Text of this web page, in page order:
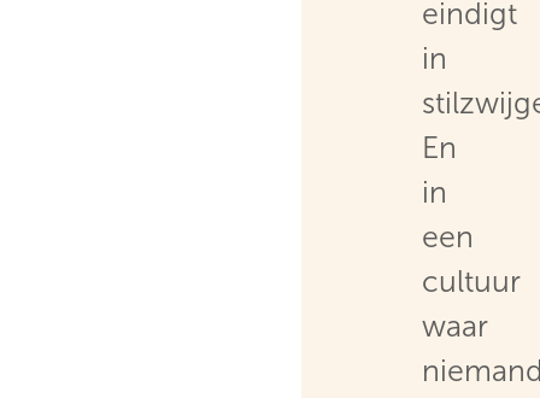
eindigt
in
En
in
een
cultuur
waar